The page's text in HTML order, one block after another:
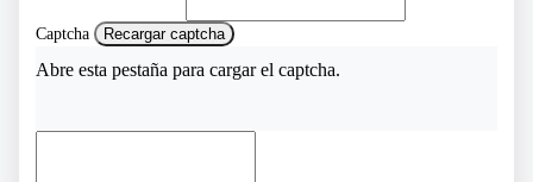
Captcha Recargar captcha
Abre esta pestaña para cargar el captcha.